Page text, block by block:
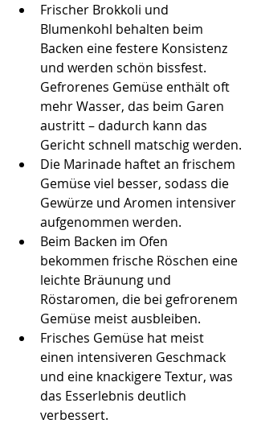
Frischer Brokkoli und
Blumenkohl behalten beim
Backen eine festere Konsistenz
und werden schön bissfest.
Gefrorenes Gemüse enthält oft
mehr Wasser, das beim Garen
austritt – dadurch kann das
Gericht schnell matschig werden.
Die Marinade haftet an frischem
Gemüse viel besser, sodass die
Gewürze und Aromen intensiver
aufgenommen werden.
Beim Backen im Ofen
bekommen frische Röschen eine
leichte Bräunung und
Röstaromen, die bei gefrorenem
Gemüse meist ausbleiben.
Frisches Gemüse hat meist
einen intensiveren Geschmack
und eine knackigere Textur, was
das Esserlebnis deutlich
verbessert.